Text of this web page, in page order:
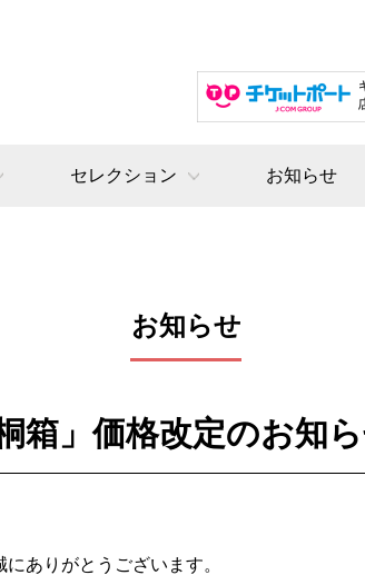
セレクション お知らせ
お知らせ
箱」価格改定のお知
ありがとうございます。